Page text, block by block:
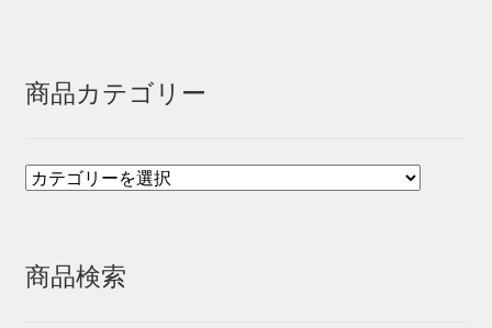
商品カテゴリー
商品検索